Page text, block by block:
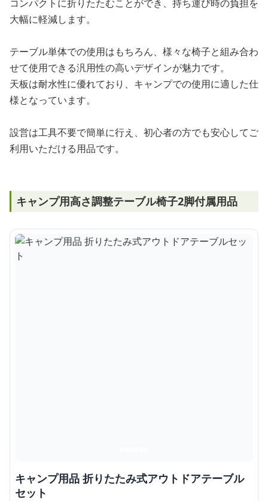
コンパクトに折りたたむことができ、持ち運び時の負担を
大幅に軽減します。
テーブル単体での使用はもちろん、様々な椅子と組み合わ
せて使用できる汎用性の高いデザインが魅力です。
天板は耐水性に優れており、キャンプでの使用に適した仕
様となっています。
設営は工具不要で簡単に行え、初心者の方でも安心してご
利用いただける用品です。
キャンプ用高さ調整テーブル椅子2脚付属用品
キャンプ用品 折りたたみ式アウトドアテーブル
セット